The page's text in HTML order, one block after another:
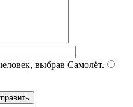
выбрав Самолёт.